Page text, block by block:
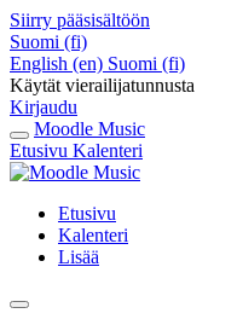
Siirry pääsisältöön
Suomi ‎(fi)‎
English ‎(en)‎ Suomi ‎(fi)‎
Käytät vierailijatunnusta
Kirjaudu
Moodle Music
Etusivu Kalenteri
Etusivu
Kalenteri
Lisää